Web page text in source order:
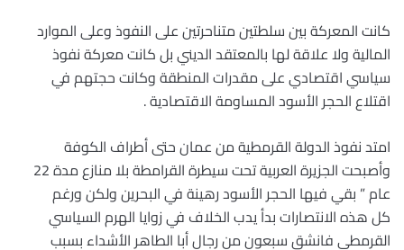
كانت المعركة بين سلطتين متناحرتين على النفوذ وعلى الموارد
المالية ولا علاقة لها بالمعتقد الديني بل كانت معركة نفوذ
سياسي اقتصادي على مقدرات المنطقة وكانت حجتهم في
اقتلاع الحجر الأسود المساومة الاقتصادية .
امتد نفوذ الدولة القرمطية من عمان حتى أطراف الكوفة
وأصبحت الجزيرة العربية تحت سيطرة القرامطة بلا منازع مدة 22
عام ” بقي فيها الحجر الأسود رهينة في البحرين ولكن ورغم
كل هذه الانتصارات بدأ يدب الخلاف في زوايا الهرم السياسي
القرمطي فانشق سبعون من رجال أبا الطاهر الأشداء بسبب